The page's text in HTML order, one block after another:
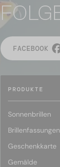
FACEBOOK
PRODUKTE
Sonnenbrillen
Brillenfassungen
Geschenkkarte
Gemälde